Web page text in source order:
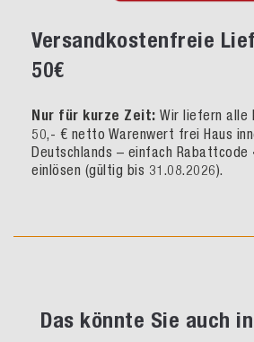
Versandkostenfreie
50€
Nur für kurze Zeit: Wir liefern alle
50,- € netto Warenwert frei Haus
Deutschlands – einfach Rabattcode
einlösen (gültig bis 31.08.2026).
Das könnte Sie auch